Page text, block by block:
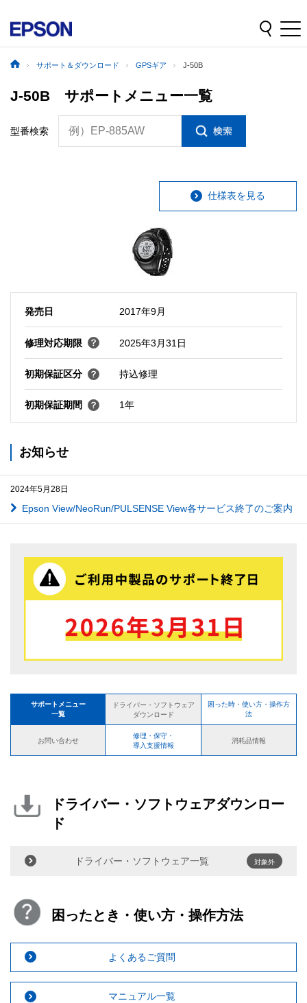
サポート＆ダウンロード GPSギア J-50B
J-50B サポートメニュー一覧
型番検索 例）EP-885AW
仕様表を見る
発売日 2017年9月
修理対応期限 2025年3月31日
初期保証区分 持込修理
初期保証期間 1年
お知らせ
2024年5月28日
Epson View/NeoRun/PULSENSE View各サービス終了のご案内
サポートメニュー
一覧
ドライバー・ソフトウェア
ダウンロード
困った時・使い方・操作方
法
お問い合わせ
修理・保守・
導入支援情報
消耗品情報
ドライバー・ソフトウェアダウンロー
ド
ドライバー・ソフトウェア一覧 対象外
困ったとき・使い方・操作方法
よくあるご質問
マニュアル一覧